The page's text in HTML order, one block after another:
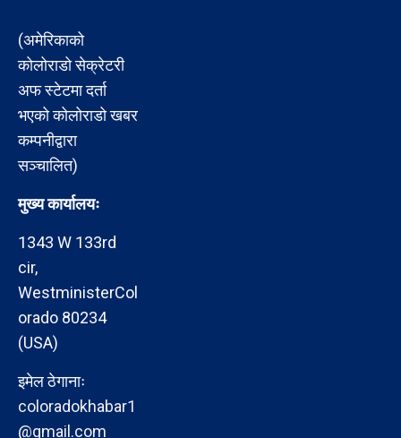
(अमेरिकाको
कोलोराडो सेक्रेटरी
अफ स्टेटमा दर्ता
भएको कोलोराडो खबर
कम्पनीद्वारा
सञ्चालित)
मुख्य कार्यालयः
1343 W 133rd
cir,
WestministerCol
orado 80234
(USA)
इमेल ठेगानाः
coloradokhabar1
@gmail.com